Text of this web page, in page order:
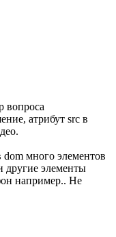
вопроса
атрибут src в
много элементов
другие элементы
например.. Не